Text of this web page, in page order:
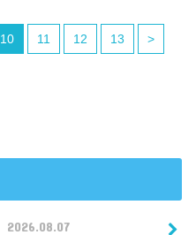
10 11 12 13 >
2026.08.07